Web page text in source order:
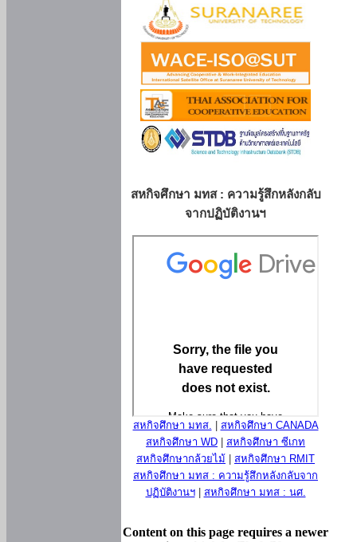
สหกิจศึกษา มทส : ความรู้สึกหลังกลับ
จากปฏิบัติงานฯ
สหกิจศึกษา มทส.
สหกิจศึกษา CANADA
สหกิจศึกษา WD
สหกิจศึกษา ซีเกท
สหกิจศึกษากล้วยไม้
สหกิจศึกษา RMIT
สหกิจศึกษา มทส : ความรู้สึกหลังกลับจาก
ปฏิบัติงานฯ| สหกิจศึกษา มทส : นศ.
Content on this page requires a newer